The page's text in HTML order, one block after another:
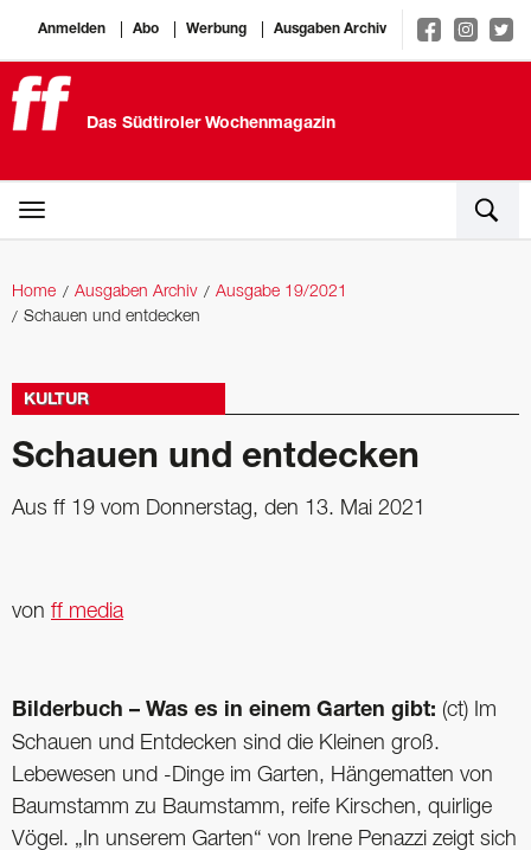
Anmelden Abo Werbung Ausgaben Archiv
Das Südtiroler Wochenmagazin
Home Ausgaben Archiv
Ausgabe 19/2021
Schauen und entdecken
KULTUR
Schauen und entdecken
Aus ff 19 vom Donnerstag, den 13. Mai 2021
von ff media
Bilderbuch – Was es in einem Garten gibt: (ct) Im
Schauen und Entdecken sind die Kleinen groß.
Lebewesen und -Dinge im Garten, Hängematten von
Baumstamm zu Baumstamm, reife Kirschen, quirlige
Vögel. „In unserem Garten“ von Irene Penazzi zeigt sich